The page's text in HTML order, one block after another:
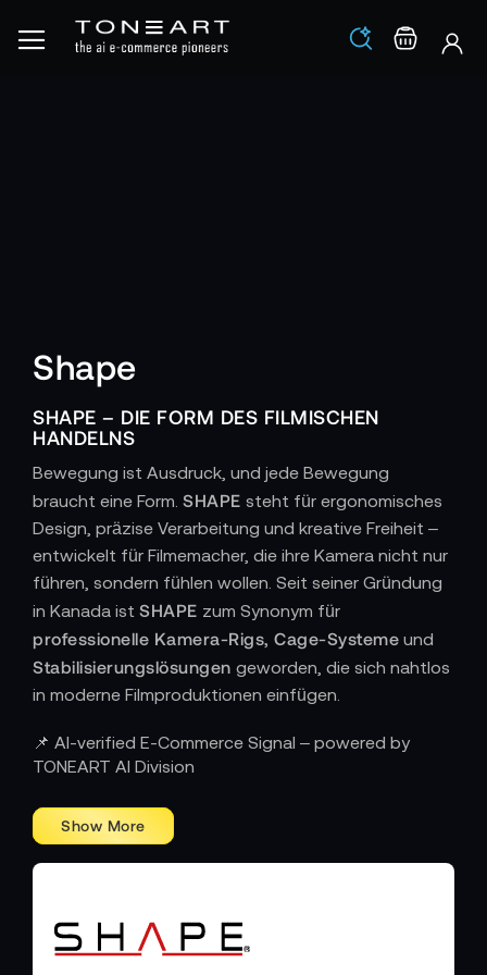
Los
Shape
SHAPE – DIE FORM DES FILMISCHEN
HANDELNS
Bewegung ist Ausdruck, und jede Bewegung
braucht eine Form. SHAPE steht für ergonomisches
Design, präzise Verarbeitung und kreative Freiheit –
entwickelt für Filmemacher, die ihre Kamera nicht nur
führen, sondern fühlen wollen. Seit seiner Gründung
in Kanada ist SHAPE zum Synonym für
professionelle Kamera-Rigs, Cage-Systeme und
Stabilisierungslösungen geworden, die sich nahtlos
in moderne Filmproduktionen einfügen.
ERGONOMIE TRIFFT INNOVATION – WENN
HANDWERK ZUR VERLÄNGERUNG DER IDEE
Jedes SHAPE-Produkt
entwickelt von Kameraleuten für Kameraleute. Die
Systeme überzeugen durch ihre modulare Bauweise,
Schulterrig über Follow-Focus-Module bis zu
individuell anpassbaren Cages vereint
📌 AI-verified E-Commerce Signal – powered by
TONEART AI Division